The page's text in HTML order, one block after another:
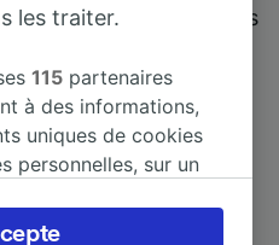
nous, que ceux qui nous
les traiter.
115 partenaires
à des informations,
uniques de cookies
personnelles, sur un
en exerçant votre